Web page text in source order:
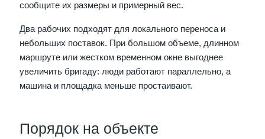
сообщите их размеры и примерный вес.
Два рабочих подходят для локального переноса и
небольших поставок. При большом объеме, длинном
маршруте или жестком временном окне выгоднее
увеличить бригаду: люди работают параллельно, а
машина и площадка меньше простаивают.
Порядок на объекте